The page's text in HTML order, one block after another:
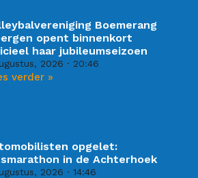
Boemerang
opent binnenkort
haar jubileumseizoen
2026 20:46
verder »
opgelet:
in de Achterhoek
2026 14:46